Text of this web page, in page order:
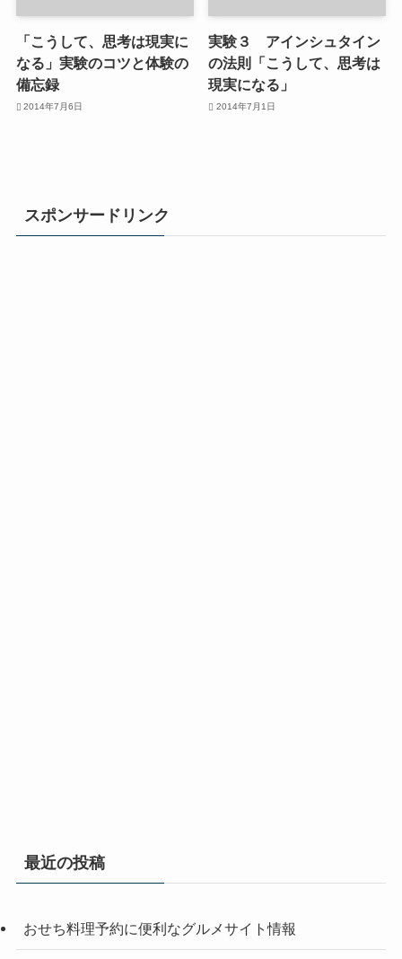
「こうして、思考は現実に
なる」実験のコツと体験の
備忘録
2014年7月6日
実験３ アインシュタイン
の法則「こうして、思考は
現実になる」
2014年7月1日
スポンサードリンク
最近の投稿
おせち料理予約に便利なグルメサイト情報